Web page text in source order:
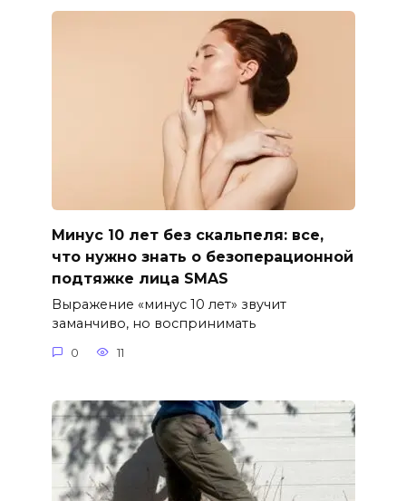
Минус 10 лет без скальпеля: все,
что нужно знать о безоперационной
подтяжке лица SMAS
Выражение «минус 10 лет» звучит
заманчиво, но воспринимать
0 11